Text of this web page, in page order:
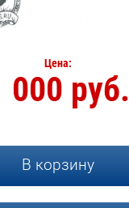
Цена:
000 руб.
В корзину